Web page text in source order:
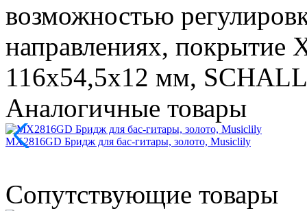
возможностью
направлениях, покрытие
116x54,5x12 мм,
Аналогичные товары
MX2816GD Бридж для бас-гитары, золото, Musiclily
Сопутствующие товары